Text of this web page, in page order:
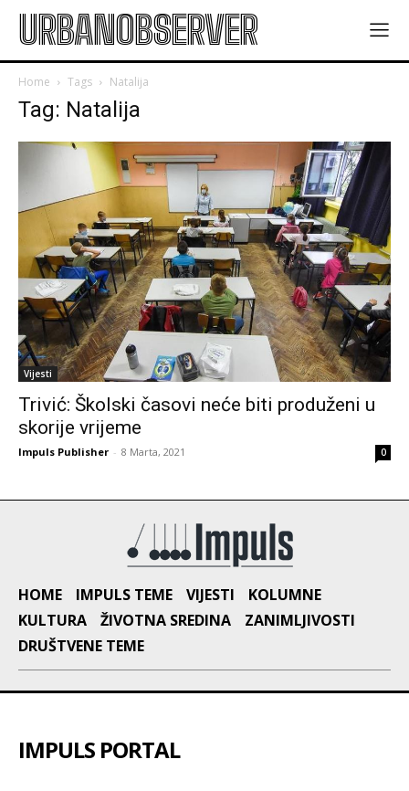
URBANOBSERVER
Home Tags Natalija
Tag: Natalija
Vijesti
Trivić: Školski časovi neće biti produženi u
skorije vrijeme
Impuls Publisher - 8 Marta, 2021 0
HOME IMPULS TEME VIJESTI
KOLUMNE
KULTURA
ŽIVOTNA SREDINA
ZANIMLJIVOSTI
DRUŠTVENE TEME
IMPULS PORTAL